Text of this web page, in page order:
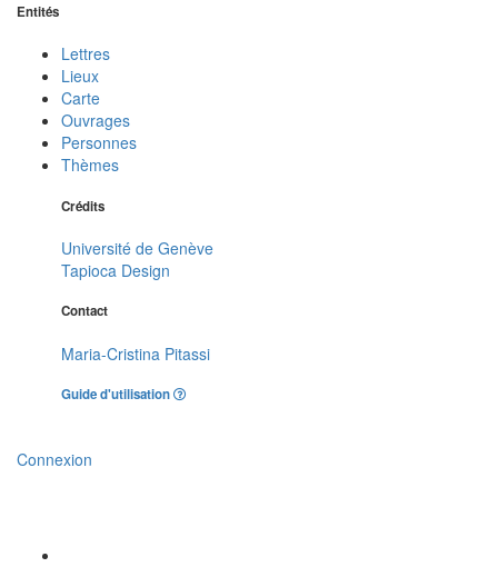
Entités
Lettres
Lieux
Carte
Ouvrages
Personnes
Thèmes
Crédits
Université de Genève
Tapioca Design
Contact
Maria-Cristina Pitassi
Guide d'utilisation
Connexion